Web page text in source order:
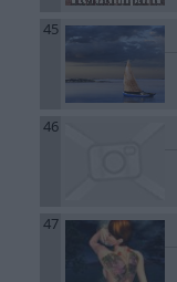
45
46
47